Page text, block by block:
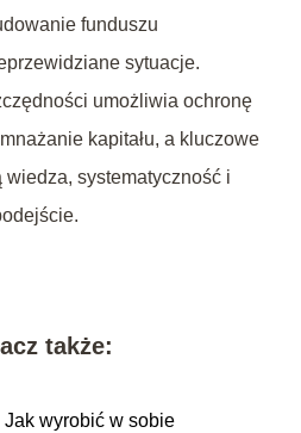
funduszu
sytuacje.
umożliwia ochronę
kapitału, a kluczowe
wiedza, systematyczność i
także:
Jak wyrobić w sobie